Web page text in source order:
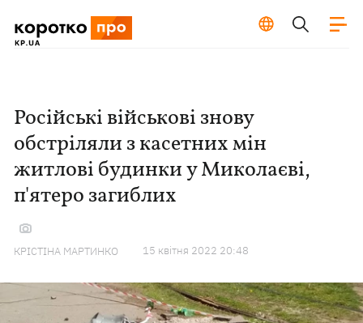
Російські військові знову
обстріляли з касетних мін
житлові будинки у Миколаєві,
п'ятеро загиблих
КРІСТІНА МАРТИНКО 15 квiтня 2022 20:48